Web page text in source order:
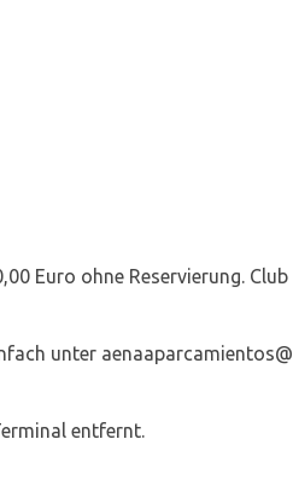
Euro ohne Reservierung.
unter
entfernt.